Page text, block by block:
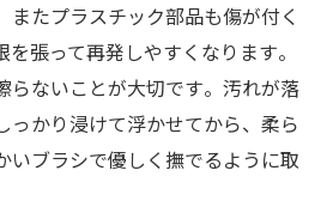
またプラスチック部品も傷が付く
張って再発しやすくなります​。
らないことが大切です​。汚れが落
っかり浸けて浮かせてから、柔ら
いブラシで優しく撫でるように取